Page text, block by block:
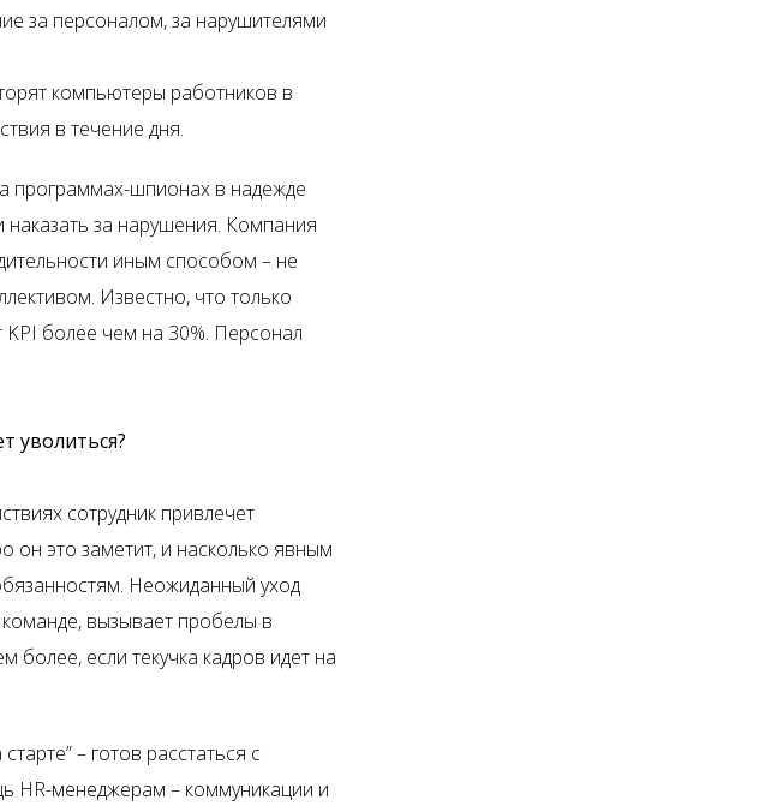
за персоналом, за нарушителями
компьютеры работников в
в течение дня.
программах-шпионах в надежде
за нарушения. Компания
иным способом – не
Известно, что только
более чем на 30%. Персонал
уволиться?
сотрудник привлечет
он это заметит, и насколько явным
Неожиданный уход
вызывает пробелы в
более, если текучка кадров идет на
– готов расстаться с
HR-менеджерам – коммуникации и